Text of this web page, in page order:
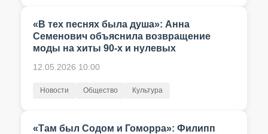
«В тех песнях была душа»: Анна
Семенович объяснила возвращение
моды на хиты 90-х и нулевых
12.05.2026 10:00
Новости Общество Культура
«Там был Содом и Гоморра»: Филипп